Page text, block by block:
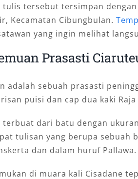
tulis tersebut tersimpan
Kecamatan Cibungbulan.
yang ingin melihat
Prasasti
adalah sebuah prasasti
puisi dan cap dua kaki
dari batu dengan
tulisan yang berupa sebuah
dan dalam huruf Pallawa.
di muara kali Cisadane